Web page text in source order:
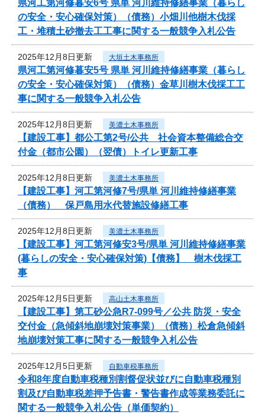
県河工第河修暮安6号 県単 河川維持修繕事業（暮らし
の安全・安心確保対策）（債務）小畑川他樹木伐採
工・堆積土砂撤去工工事に関する一般競争入札公告
2025年12月8日更新 大垣土木事務所
県河工第河修暮安5号 県単 河川維持修繕事業（暮らし
の安全・安心確保対策）（債務）金草川樹木伐採工工
事に関する一般競争入札公告
2025年12月8日更新 美濃土木事務所
【建設工事】都公工第2号/公共 社会資本整備総合交
付金（都市公園）（翌債）トイレ更新工事
2025年12月8日更新 美濃土木事務所
【建設工事】河工第河修7号/県単 河川維持修繕事業
（債務） 保戸島用水代替施設修繕工事
2025年12月8日更新 美濃土木事務所
【建設工事】河工第河修安3号/県単 河川維持修繕事業
(暮らしの安全・安心確保対策)【債務】 樹木伐採工
事
2025年12月5日更新 高山土木事務所
【建設工事】第工砂公急R7-099号／公共 防災・安全
交付金（急傾斜地崩壊対策事業）（債務）松倉急傾斜
地崩壊対策工事に関する一般競争入札公告
2025年12月5日更新 自動車税事務所
令和8年度自動車税種別割督促状並びに自動車税種別
割及び自動車税差押予告書・警告書作成等業務委託に
関する一般競争入札公告（単価契約）